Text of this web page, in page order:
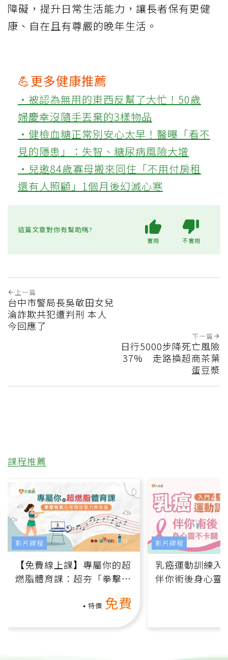
障礙，提升日常生活能力，讓長者保有更健
康、自在且有尊嚴的晚年生活。
💪更多健康推薦
‧被認為無用的東西反幫了大忙！50歲
婦慶幸沒隨手丟棄的3樣物品
‧健檢血糖正常別安心太早！醫曝「看不
見的隱患」：失智、糖尿病風險大增
‧兒邀84歲寡母搬來同住「不用付房租
還有人照顧」1個月後幻滅心寒
這篇文章對你有幫助嗎?
實用 不實用
上一篇
台中市警局長吳敬田女兒
淪詐欺共犯遭判刑 本人
今回應了
下一篇
日行5000步降死亡風險
37% 走路換超商茶葉
蛋豆漿
課程推薦
【免費線上課】專屬你的超
燃脂體育課：超夯「拳擊有
特價 免費
影片課程
乳癌運動訓練入
伴你術後身心靈
影片課程